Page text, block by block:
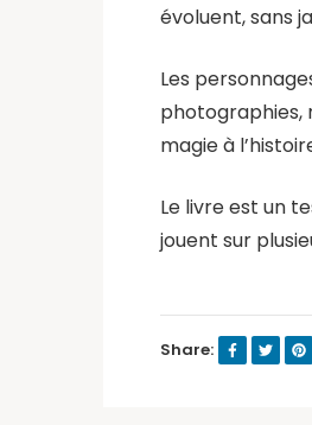
évoluent, sans
Les
photographies,
magie à
Le livre est un
jouent sur
Share: